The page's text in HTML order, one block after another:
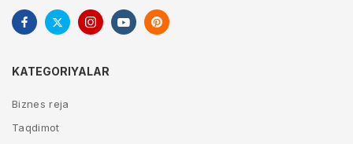
KATEGORIYALAR
Biznes reja
Taqdimot